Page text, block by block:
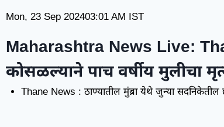
Mon, 23 Sep 202403:01 AM IST
Maharashtra News Live:
कोसळल्याने पाच वर्षीय मुलीचा
Thane News : ठाण्यातील मुंब्रा येथे जुन्या